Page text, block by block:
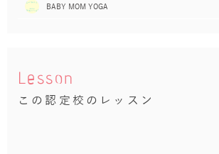
BABY MOM YOGA
Lesson
この認定校のレッスン